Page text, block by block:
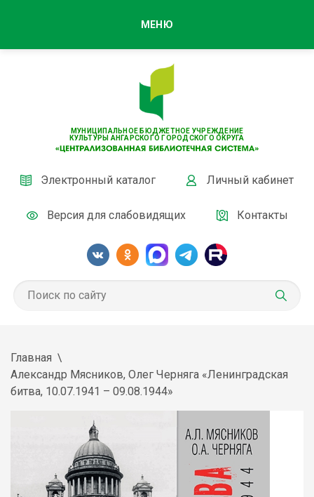
МУНИЦИПАЛЬНОЕ БЮДЖЕТНОЕ УЧРЕЖДЕНИЕ
КУЛЬТУРЫ АНГАРСКОГО ГОРОДСКОГО ОКРУГА
Электронный каталог Личный кабинет
Версия для слабовидящих Контакты
МЕНЮ
Главная
Александр Мясников, Олег Черняга «Ленинградская
битва, 10.07.1941 – 09.08.1944»